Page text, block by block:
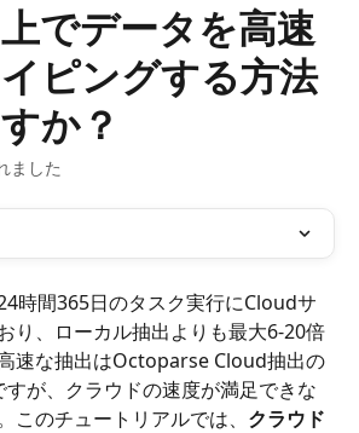
でデータを高速
ピングする方法
か？
ました
時間365日のタスク実行にCloudサ
り、ローカル抽出よりも最大6-20倍
速な抽出はOctoparse Cloud抽出の
が、クラウドの速度が満足できな
このチュートリアルでは、 クラウド